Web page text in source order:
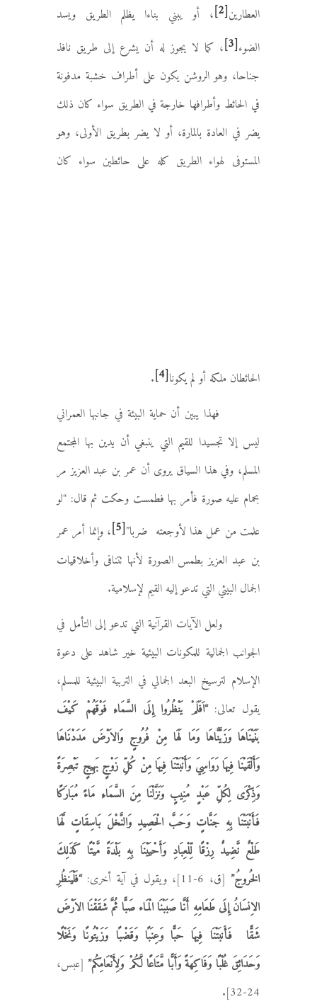
العطارين[2] ، أو يبني بناءا يظلم الطريق ويسد
الضوء[3] ، كما لا يجوز له أن يشرع إلى طريق نافذ
جناحا، وهو الروشن يكون على أطراف خشبة مدفونة
في الحائط وأطرافها خارجة في الطريق سواء كان ذلك
يضر في العادة بالمارة، أو لا يضر بطريق الأولى، وهو
المستوفى لهواء الطريق كله على حائطين سواء كان
الحائطان ملكه أو لم يكونا[4]
.
فهذا يبين أن حماية البيئة في جانبها العمراني
ليس إلا تجسيدا للقيم التي ينبغي أن يدين بها المجتمع
المسلم، وفي هذا السياق يروى أن عمر بن عبد العزيز مر
بحمام عليه صورة فأمر بها فطمست وحكت ثم قال: “لو
علمت من عمل هذا لأوجعته ضربا”[5] ، وإنما أمر عمر
بن عبد العزيز بطمس الصورة لأنها تتنافى وأخلاقيات
الجمال البيئي التي تدعو إليه القيم لإسلامية.
ولعل الآيات القرآنية التي تدعو إلى التأمل في
الجوانب الجمالية للمكونات البيئية خير شاهد على دعوة
الإسلام لترسيخ البعد الجمالي في التربية البيئية للمسلم،
يقول تعالى:“اَفَلَمْ يَنْظُرُوا إِلَى السَّمَاءِ فَوْقَهُمْ كَيْفَ
بَنَيْنَاهَا وَزَيَّنَّاهَا وَمَا لَهَا مِنْ فُرُوجٍ وَالاَرْضَ مَدَدْنَاهَا
وَأَلْقَيْنَا فِيهَا رَوَاسِيَ وَأَنْبَتْنَا فِيهَا مِنْ كُلِّ زَوْجٍ بَهِيجٍ تَبْصِرَةً
وَذِكْرَى لِكُلِّ عَبْدٍ مُنِيبٍ وَنَزَّلْنَا مِنَ السَّمَاءِ مَاءً مُبَارَكًا
فَأَنْبَتْنَا بِهِ جَنَّاتٍ وَحَبَّ الْحَصِيدِ وَالنَّخْلَ بَاسِقَاتٍ لَّهَا
طَلْعٌ نَّضِيدٌ رِزْقًا لِّلْعِبَادِ وَأَحْيَيْنَا بِهِ بَلْدَةً مَّيْتًا كَذَلِكَ
الخُروجُ”[ق، 6-11]، ويقول في آية أخرى:
“فَلْيَنظُرِ
الاِنسَانُ إِلَى طَعَامِهِ أَنَّا صَبَبْنَا الْمَاء صَبًّا ثُمَّ شَقَقْنَا الاَرْضَ
شَقًّا فَأَنبَتْنَا فِيهَا حَبًّا وَعِنَبًا وَقَضْبًا وَزَيْتُونًا وَنَخْلًا
وَحَدَائِقَ غُلْبًا وَفَاكِهَةً وَأَبًّا مَّتَاعًا لَّكُمْ وَلِأَنْعَامِكُم”[عبس،
24-32].